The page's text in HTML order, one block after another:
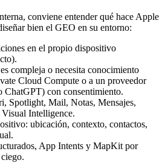
conviene entender qué hace Apple
bien el GEO en su entorno:
en el propio dispositivo
compleja o necesita conocimiento
Cloud Compute o a un proveedor
ChatGPT) con consentimiento.
Spotlight, Mail, Notas, Mensajes,
Intelligence.
ubicación, contexto, contactos,
App Intents y MapKit por